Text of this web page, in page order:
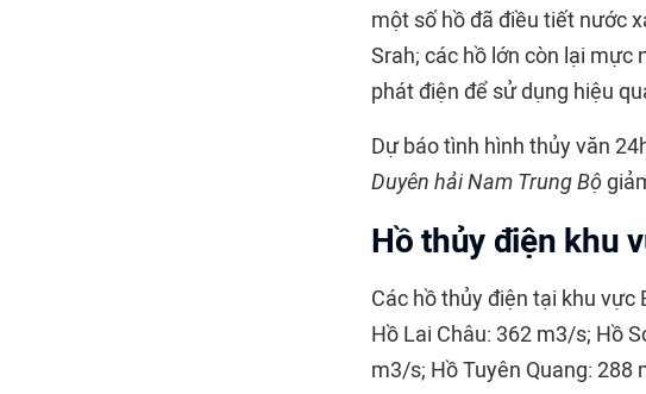
một số hồ đã điều tiết nước
Srah; các hồ lớn còn lại mực
phát điện để sử dụng hiệu
Dự báo tình hình thủy văn
Duyên hải Nam Trung Bộ
Hồ thủy điện khu
Các hồ thủy điện tại khu vực
Hồ Lai Châu: 362 m3/s; Hồ
m3/s; Hồ Tuyên Quang: 288